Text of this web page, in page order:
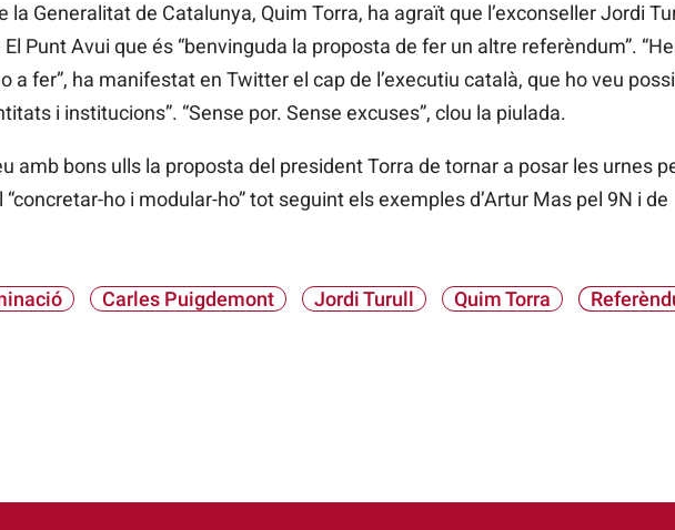
la Generalitat de Catalunya, Quim Torra, ha agraït que l’exconseller Jordi
Punt Avui que és “benvinguda la proposta de fer un altre referèndum”.
a fer”, ha manifestat en Twitter el cap de l’executiu català, que ho veu
i institucions”. “Sense por. Sense excuses”, clou la piulada.
amb bons ulls la proposta del president Torra de tornar a posar les urnes
ho i modular-ho” tot seguint els exemples d’Artur Mas pel 9N i de
Carles Puigdemont Jordi Turull Quim Torra